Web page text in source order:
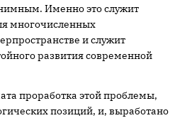
Именно это служит
многочисленных
и служит
развития современной
проработка этой проблемы,
позиций, и, выработано